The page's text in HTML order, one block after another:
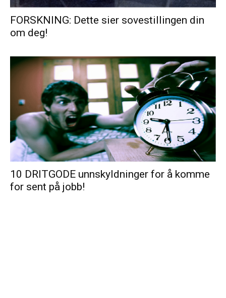
FORSKNING: Dette sier sovestillingen din
om deg!
10 DRITGODE unnskyldninger for å komme
for sent på jobb!